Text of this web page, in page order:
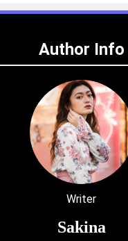
Author Info
Writer
Sakina